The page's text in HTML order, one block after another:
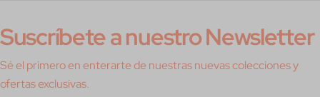
Suscríbete a nuestro Newsletter
Sé el primero en enterarte de nuestras nuevas colecciones y
ofertas exclusivas.